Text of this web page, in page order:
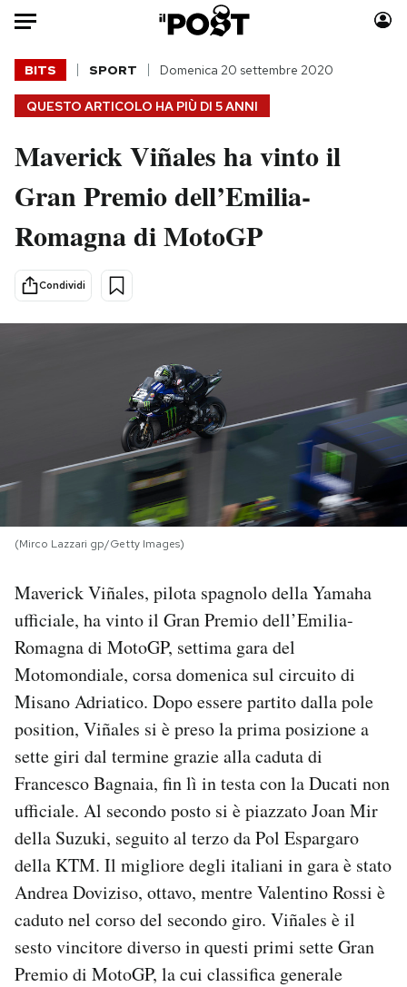
Auto
HOME
Italia
Politica
Tecnologia
Internet
Scienza
Moda
Consumismi
Storie/Idee
SHOP
CALENDARIO
AREA PERSONALE
Area Personale
Newsletter
Regala il Post
Hai bisogno di aiuto?
Esci
QUESTO ARTICOLO HA PIÙ DI 5 ANNI
BITS SPORT Domenica 20 settembre 2020
Maverick Viñales ha vinto il
Gran Premio dell’Emilia-
Romagna di MotoGP
Condividi
(Mirco Lazzari gp/Getty Images)
Maverick Viñales, pilota spagnolo della Yamaha
ufficiale, ha vinto il Gran Premio dell’Emilia-
Romagna di MotoGP, settima gara del
Motomondiale, corsa domenica sul circuito di
Misano Adriatico. Dopo essere partito dalla pole
position, Viñales si è preso la prima posizione a
sette giri dal termine grazie alla caduta di
Francesco Bagnaia, fin lì in testa con la Ducati non
ufficiale. Al secondo posto si è piazzato Joan Mir
della Suzuki, seguito al terzo da Pol Espargaro
della KTM. Il migliore degli italiani in gara è stato
Andrea Doviziso, ottavo, mentre Valentino Rossi è
caduto nel corso del secondo giro. Viñales è il
sesto vincitore diverso in questi primi sette Gran
Premio di MotoGP, la cui classifica generale